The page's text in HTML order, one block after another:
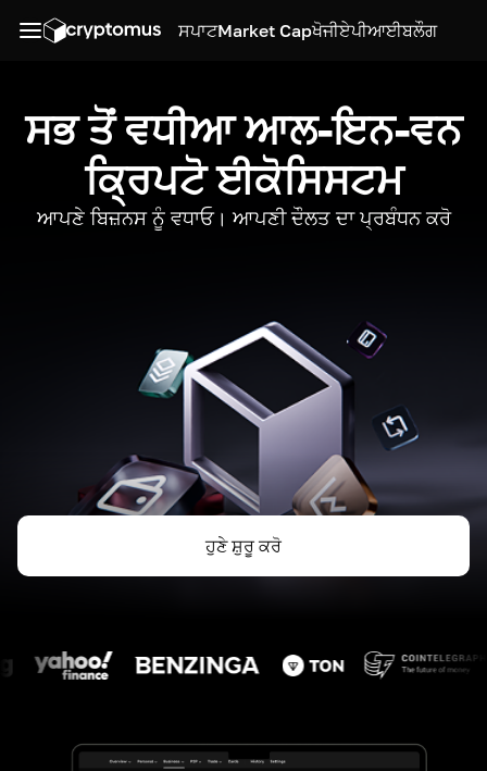
ਸਪਾਟMarket Capਖੋਜੀਏਪੀਆਈਬਲੌਗ
ਸਭ ਤੋਂ ਵਧੀਆ ਆਲ-ਇਨ-ਵਨ
ਕ੍ਰਿਪਟੋ ਈਕੋਸਿਸਟਮ
ਆਪਣੇ ਬਿਜ਼ਨਸ ਨੂੰ ਵਧਾਓ। ਆਪਣੀ ਦੌਲਤ ਦਾ ਪ੍ਰਬੰਧਨ ਕਰੋ
ਹੁਣੇ ਸ਼ੁਰੂ ਕਰੋ